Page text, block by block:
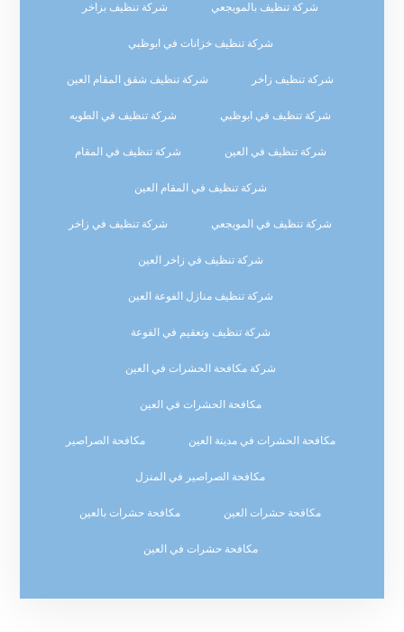
شركة تنظيف بالمويجعي شركة تنظيف بزاخر
شركة تنظيف خزانات في ابوظبي
شركة تنظيف زاخر شركة تنظيف شقق المقام العين
شركة تنظيف في ابوظبي شركة تنظيف في الطويه
شركة تنظيف في العين شركة تنظيف في المقام
شركة تنظيف في المقام العين
شركة تنظيف في المويجعي شركة تنظيف في زاخر
شركة تنظيف في زاخر العين
شركة تنظيف منازل الفوعة العين
شركة تنظيف وتعقيم في الفوعة
شركة مكافحة الحشرات في العين
مكافحة الحشرات في العين
مكافحة الحشرات في مدينة العين مكافحة الصراصير
مكافحة الصراصير في المنزل
مكافحة حشرات العين مكافحة حشرات بالعين
مكافحة حشرات في العين